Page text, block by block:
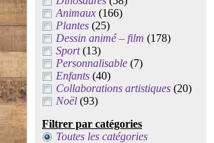
Animaux (166)
Plantes (25)
Dessin animé – film (178)
Sport(13)
Personnalisable (7)
Enfants (40)
Collaborations artistiques (20)
Noël (93)
Filtrer par catégories
Toutes les catégories